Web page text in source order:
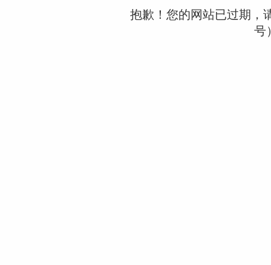
抱歉！您的网站已过期，
号